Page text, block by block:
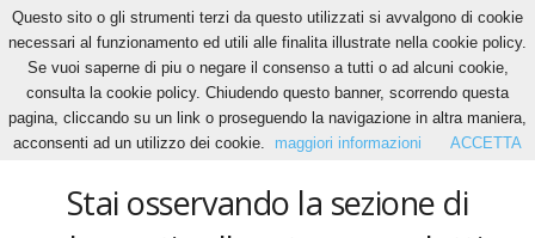
Home Tags Ancelotti conferenza stampa
ancelotti conferenza stampa
Stai osservando la sezione di
Questo sito o gli strumenti terzi da questo utilizzati si avvalgono di cookie
necessari al funzionamento ed utili alle finalita illustrate nella cookie policy.
Se vuoi saperne di piu o negare il consenso a tutti o ad alcuni cookie,
consulta la cookie policy. Chiudendo questo banner, scorrendo questa
pagina, cliccando su un link o proseguendo la navigazione in altra maniera,
acconsenti ad un utilizzo dei cookie.
maggiori informazioni ACCETTA